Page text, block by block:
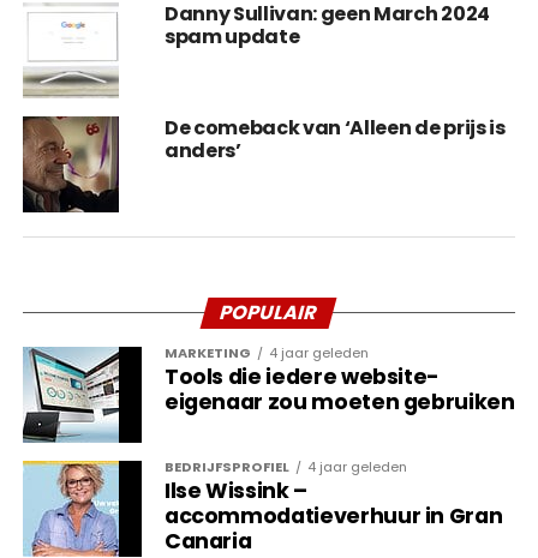
Daarnaast heeft Google in deze update
aangegeven dat het raadzaam is om content die
wordt geschreven door derde partijen niet mee te
laten nemen bij het indexeren van een website,
wanneer deze content niet gerelateerd is aan het
hoofddoel van de website of indien de content niet
direct wordt overzien. Bovendien heeft het
internetbedrijf advies uitgebracht voor websites die
negatief beïnvloed zijn door de update.
Danny Sullivan: geen March 2024
spam update
De comeback van ‘Alleen de prijs is
anders’
POPULAIR
MARKETING 4 jaar geleden
Tools die iedere website-
eigenaar zou moeten gebruiken
BEDRIJFSPROFIEL 4 jaar geleden
Ilse Wissink –
accommodatieverhuur in Gran
Canaria